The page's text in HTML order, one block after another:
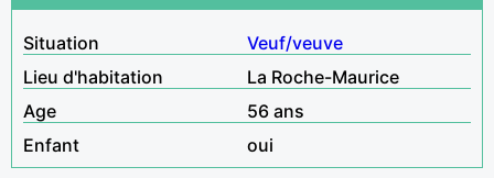
Situation
Veuf/veuve
Lieu d'habitation
La Roche-Maurice
Age
56 ans
Enfant
oui